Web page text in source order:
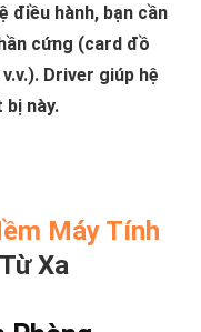
điều hành, bạn cần
cứng (card đồ
Driver giúp hệ
này.
Máy Tính
Xa